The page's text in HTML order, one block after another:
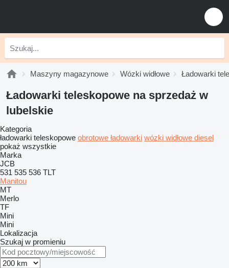
Maszyny magazynowe Wózki widłowe Ładowarki
Ładowarki teleskopowe na sprzedaż w
lubelskie
Kategoria
ładowarki teleskopowe obrotowe ładowarki wózki widłowe diesel
pokaż wszystkie
Marka
JCB
531 535 536 TLT
Manitou
MT
Merlo
TF
Mini
Mini
Lokalizacja
Szukaj w promieniu